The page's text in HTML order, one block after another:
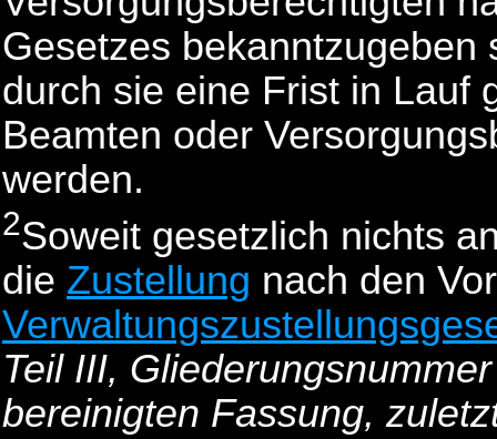
Gesetzes
durch sie eine Frist in Lauf
Beamten oder
werden.
2Soweit gesetzlich nichts
die Zustellung nach den
Teil III,
bereinigten Fassung,